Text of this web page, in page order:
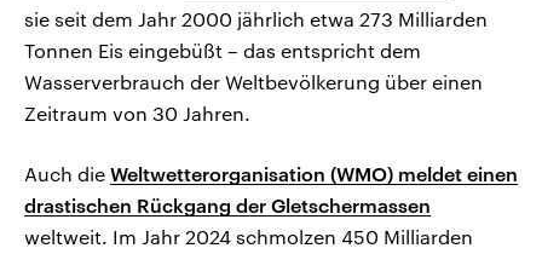
sie seit dem Jahr 2000 jährlich etwa 273 Milliarden
Tonnen Eis eingebüßt – das entspricht dem
Wasserverbrauch der Weltbevölkerung über einen
Zeitraum von 30 Jahren.
Auch die Weltwetterorganisation (WMO) meldet einen
drastischen Rückgang der Gletschermassen
weltweit. Im Jahr 2024 schmolzen 450 Milliarden